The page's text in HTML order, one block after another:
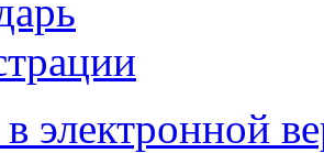
электронной